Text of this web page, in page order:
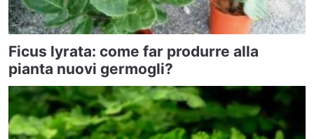
Ficus lyrata: come far produrre alla
pianta nuovi germogli?